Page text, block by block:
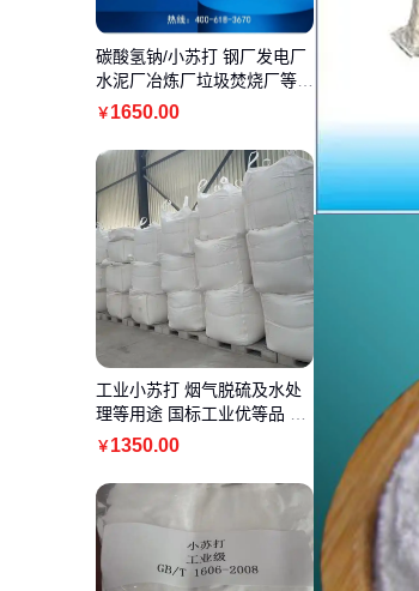
碳酸氢钠/小苏打 钢厂发电厂
水泥厂冶炼厂垃圾焚烧厂等烟
气脱硫用
￥1650.00
工业小苏打 烟气脱硫及水处
理等用途 国标工业优等品 价
低实惠
￥1350.00